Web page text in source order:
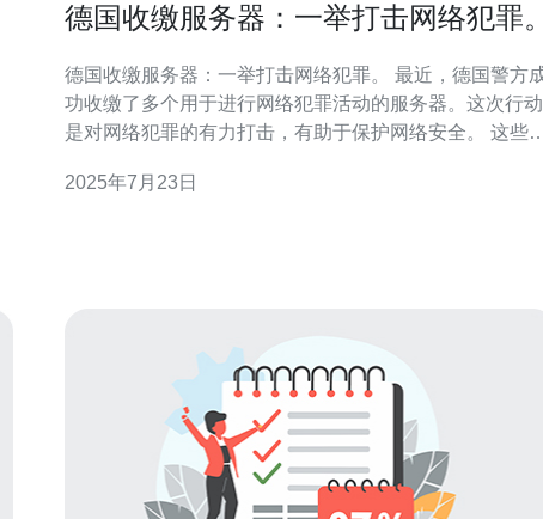
德国收缴服务器：一举打击网络犯罪。
德国收缴服务器：一举打击网络犯罪。 最近，德国警方成
功收缴了多个用于进行网络犯罪活动的服务器。这次行动
是对网络犯罪的有力打击，有助于保护网络安全。 这些服
和传播非法内容。通过收缴这些服务器，警方有效地削弱
2025年7月23日